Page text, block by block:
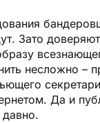
Зато доверяют
несложно –
Да и